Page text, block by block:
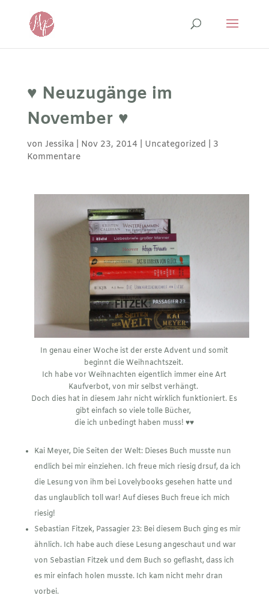
♥ Neuzugänge im
November ♥
von Jessika Nov 23, 2014| Uncategorized
3
Kommentare
In genau einer Woche ist der erste Advent und somit
beginnt die Weihnachtszeit.
Ich habe vor Weihnachten eigentlich immer eine Art
Kaufverbot, von mir selbst verhängt.
Doch dies hat in diesem Jahr nicht wirklich funktioniert. Es
gibt einfach so viele tolle Bücher,
die ich unbedingt haben muss! ♥♥
Kai Meyer, Die Seiten der Welt: Dieses Buch musste nun
endlich bei mir einziehen. Ich freue mich riesig drsuf, da ich
die Lesung von ihm bei Lovelybooks gesehen hatte und
das unglaublich toll war! Auf dieses Buch freue ich mich
riesig!
Sebastian Fitzek, Passagier 23: Bei diesem Buch ging es mir
ähnlich. Ich habe auch diese Lesung angeschaut und war
von Sebastian Fitzek und dem Buch so geflasht, dass ich
es mir einfach holen musste. Ich kam nicht mehr dran
vorbei.